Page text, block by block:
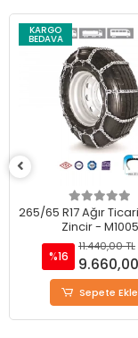
KARGO
BEDAVA
265/65 R17 Ağır
Zincir - M1005
%16
11.440,00 TL
Sepete Ekle